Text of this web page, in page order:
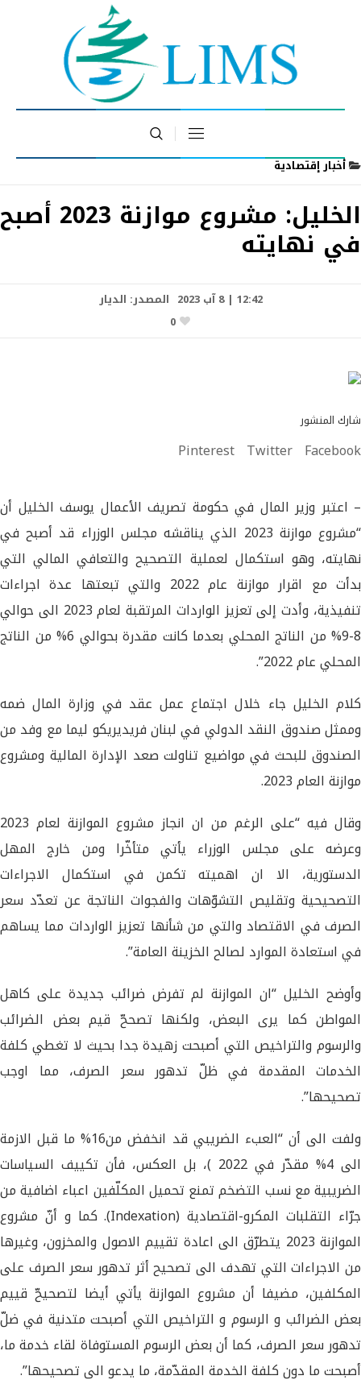
أخبار إقتصادية
الخليل: مشروع موازنة 2023 أصبح
في نهايته
12:42 | 8 آب 2023 المصدر: الديار
0
شارك المنشور
Facebook
Twitter
Pinterest
– اعتبر وزير المال في حكومة تصريف الأعمال يوسف الخليل أن
“مشروع موازنة 2023 الذي يناقشه مجلس الوزراء قد أصبح في
نهايته، وهو استكمال لعملية التصحيح والتعافي المالي التي
بدأت مع اقرار موازنة عام 2022 والتي تبعتها عدة اجراءات
تنفيذية، وأدت إلى تعزيز الواردات المرتقبة لعام 2023 الى حوالي
8-9% من الناتج المحلي بعدما كانت مقدرة بحوالي 6% من الناتج
المحلي عام 2022”.
كلام الخليل جاء خلال اجتماع عمل عقد في وزارة المال ضمه
وممثل صندوق النقد الدولي في لبنان فريديريكو ليما مع وفد من
الصندوق للبحث في مواضيع تناولت صعد الإدارة المالية ومشروع
موازنة العام 2023.
وقال فيه “على الرغم من ان انجاز مشروع الموازنة لعام 2023
وعرضه على مجلس الوزراء يأتي متأخّرا ومن خارج المهل
الدستورية، الا ان اهميته تكمن في استكمال الاجراءات
التصحيحية وتقليص التشوّهات والفجوات الناتجة عن تعدّد سعر
الصرف في الاقتصاد والتي من شأنها تعزيز الواردات مما يساهم
في استعادة الموارد لصالح الخزينة العامة”.
وأوضح الخليل “ان الموازنة لم تفرض ضرائب جديدة على كاهل
المواطن كما يرى البعض، ولكنها تصححّ قيم بعض الضرائب
والرسوم والتراخيص التي أصبحت زهيدة جدا بحيث لا تغطي كلفة
الخدمات المقدمة في ظلّ تدهور سعر الصرف، مما اوجب
تصحيحها”.
ولفت الى أن “العبء الضريبي قد انخفض من16% ما قبل الازمة
الى 4% مقدّر في 2022 )، بل العكس، فأن تكييف السياسات
الضريبية مع نسب التضخم تمنع تحميل المكلّفين اعباء اضافية من
جرّاء التقلبات المكرو-اقتصادية (Indexation). كما و أنّ مشروع
الموازنة 2023 يتطرّق الى اعادة تقييم الاصول والمخزون، وغيرها
من الاجراءات التي تهدف الى تصحيح أثر تدهور سعر الصرف على
المكلفين، مضيفا أن مشروع الموازنة يأتي أيضا لتصحيحّ قييم
بعض الضرائب و الرسوم و التراخيص التي أصبحت متدنية في ضلّ
تدهور سعر الصرف، كما أن بعض الرسوم المستوفاة لقاء خدمة ما،
أصبحت ما دون كلفة الخدمة المقدّمة، ما يدعو الى تصحيحها”.